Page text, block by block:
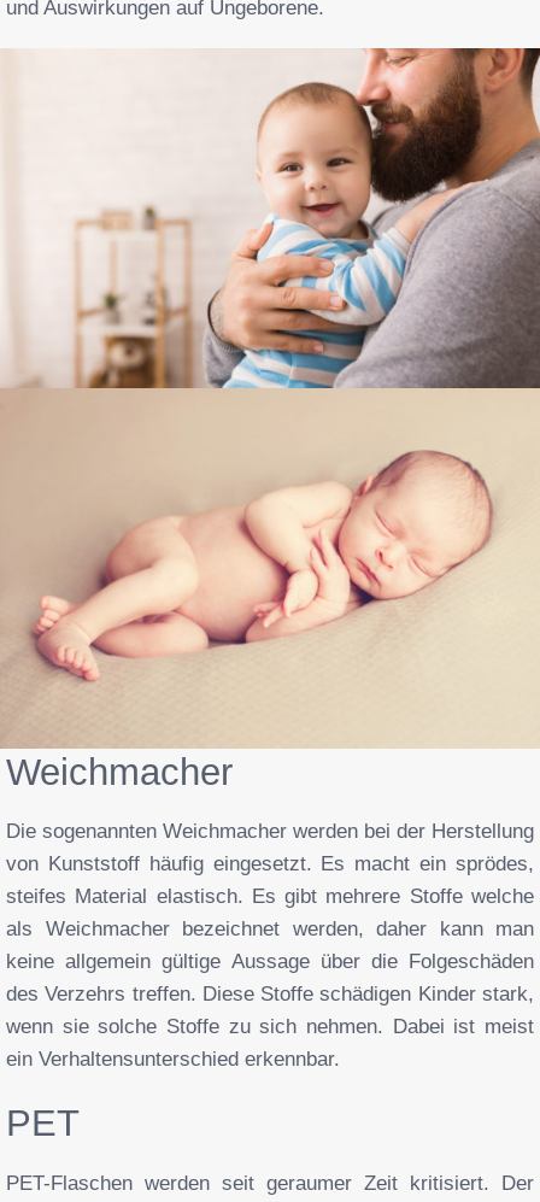
und Auswirkungen auf Ungeborene.
Weichmacher
Die sogenannten Weichmacher werden bei der Herstellung
von Kunststoff häufig eingesetzt. Es macht ein sprödes,
steifes Material elastisch. Es gibt mehrere Stoffe welche
als Weichmacher bezeichnet werden, daher kann man
keine allgemein gültige Aussage über die Folgeschäden
des Verzehrs treffen. Diese Stoffe schädigen Kinder stark,
wenn sie solche Stoffe zu sich nehmen. Dabei ist meist
ein Verhaltensunterschied erkennbar.
PET
PET-Flaschen werden seit geraumer Zeit kritisiert. Der